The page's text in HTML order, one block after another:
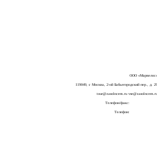
ООО «Марвелос»
119049, г. Москва, 2-ой Бабьегородский пер., д. 29
tour@zasolncem.ru vse@zasolncem.ru
Телефон/факс:
Телефон: